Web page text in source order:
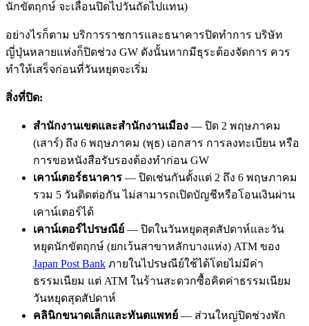
นักขัตฤกษ์ จะเลื่อนปิดไปวันถัดไปแทน)
อย่างไรก็ตาม บริการราชการและธนาคารปิดทำการ บริษัท
ญี่ปุ่นหลายแห่งก็ปิดช่วง GW ดังนั้นหากมีธุระต้องจัดการ ควร
ทำให้เสร็จก่อนที่วันหยุดจะเริ่ม
สิ่งที่ปิด:
สำนักงานเขตและสำนักงานเมือง — ปิด 2 พฤษภาคม
(เสาร์) ถึง 6 พฤษภาคม (พุธ) เอกสาร การลงทะเบียน หรือ
การขอหนังสือรับรองต้องทำก่อน GW
เคาน์เตอร์ธนาคาร — ปิดเช่นกันตั้งแต่ 2 ถึง 6 พฤษภาคม
รวม 5 วันติดต่อกัน ไม่สามารถเปิดบัญชีหรือโอนเงินผ่าน
เคาน์เตอร์ได้
เคาน์เตอร์ไปรษณีย์ — ปิดในวันหยุดสุดสัปดาห์และวัน
หยุดนักขัตฤกษ์ (ยกเว้นสาขาหลักบางแห่ง) ATM ของ
Japan Post Bank ภายในไปรษณีย์ใช้ได้โดยไม่มีค่า
ธรรมเนียม แต่ ATM ในร้านสะดวกซื้อคิดค่าธรรมเนียม
วันหยุดสุดสัปดาห์
คลินิกขนาดเล็กและทันตแพทย์ — ส่วนใหญ่ปิดช่วงพัก